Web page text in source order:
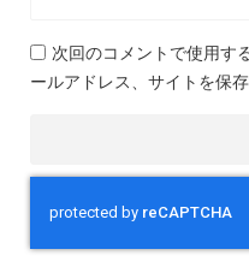
次回のコメントで使用す
ールアドレス、サイトを保存